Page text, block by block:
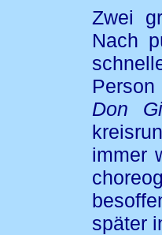
Zwei
Nach
Don
immer
später